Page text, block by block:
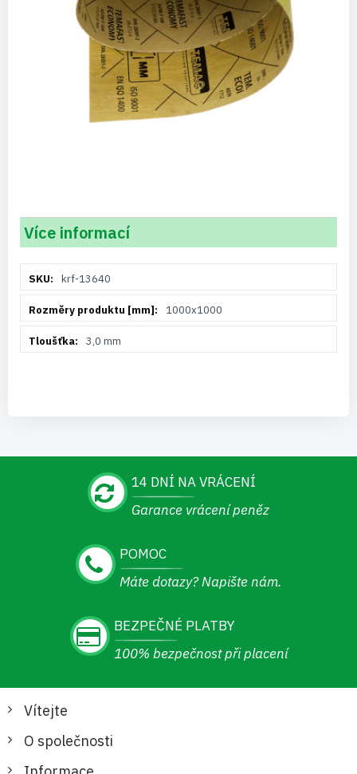
Více informací
informacíkrf-13640
1000x1000
3,0 mm
14 DNÍ NA VRÁCENÍ
Garance vrácení peněz
POMOC
Máte dotazy? Napište nám.
BEZPEČNÉ PLATBY
100% bezpečnost při placení
Vítejte
O společnosti